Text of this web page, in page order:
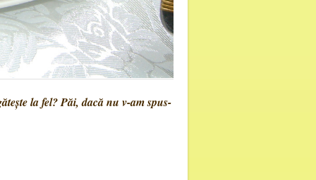
la fel? Păi, dacă nu v-am spus-